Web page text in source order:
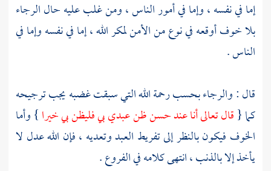
إما في نفسه ، وإما في أمور الناس ، ومن غلب عليه حال الرجاء
بلا خوف أوقعه في نوع من الأمن لمكر الله ، إما في نفسه وإما في
الناس .
قال : والرجاء بحسب رحمة الله التي سبقت غضبه يجب ترجيحه
كما {قال تعالى أنا عند حسن ظن عبدي بي فليظن بي خيرا} وأما
الخوف فيكون بالنظر إلى تفريط العبد وتعديه ، فإن الله عدل لا
يأخذ إلا بالذنب ، انتهى كلامه في الفروع .